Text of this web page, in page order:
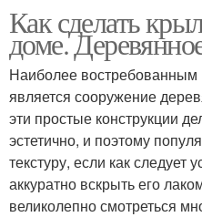
Как сделать
доме.
Наиболее
является сооружение
эти простые конструкции
эстетично, и поэтому
текстуру, если как следует
аккуратно вскрыть его
великолепно смотреться